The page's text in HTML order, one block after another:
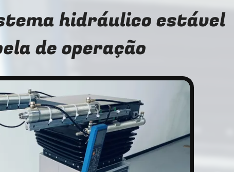
hidráulico estável
de operação